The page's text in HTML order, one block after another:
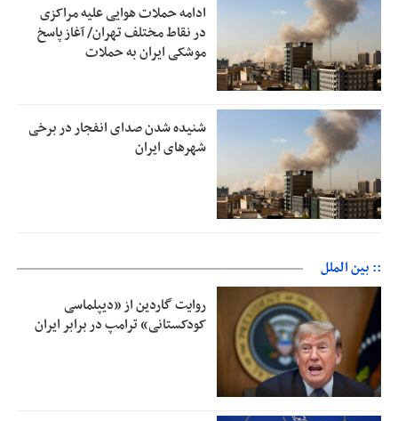
ادامه حملات هوایی علیه مراکزی
در نقاط مختلف تهران/ آغاز پاسخ
موشکی ایران به حملات
شنیده شدن صدای انفجار در برخی
شهرهای ایران
:: بین الملل
روایت گاردین از «دیپلماسی
کودکستانی» ترامپ در برابر ایران